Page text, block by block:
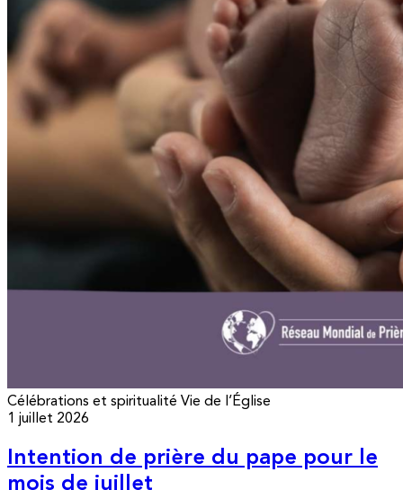
Célébrations et spiritualité Vie de l’Église
1 juillet 2026
Intention de prière du pape pour le
mois de juillet